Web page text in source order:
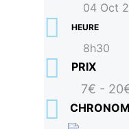
04 Oct
HEURE
8h30
PRIX
7€ -